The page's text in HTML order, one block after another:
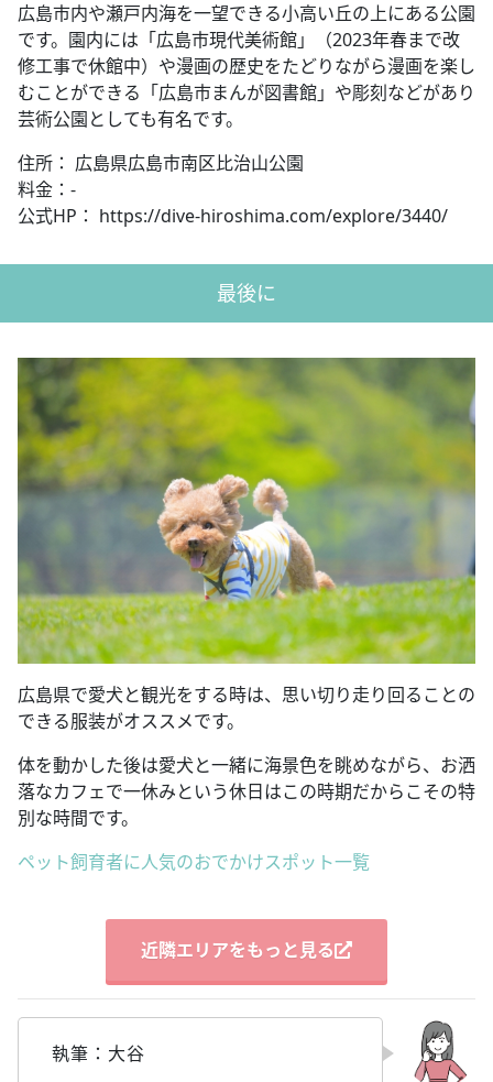
広島市内や瀬戸内海を一望できる小高い丘の上にある公園
です。園内には「広島市現代美術館」（2023年春まで改
修工事で休館中）や漫画の歴史をたどりながら漫画を楽し
むことができる「広島市まんが図書館」や彫刻などがあり
芸術公園としても有名です。
住所： 広島県広島市南区比治山公園
料金：-
公式HP： https://dive-hiroshima.com/explore/3440/
最後に
広島県で愛犬と観光をする時は、思い切り走り回ることの
できる服装がオススメです。
体を動かした後は愛犬と一緒に海景色を眺めながら、お洒
落なカフェで一休みという休日はこの時期だからこその特
別な時間です。
ペット飼育者に人気のおでかけスポット一覧
近隣エリアをもっと見る
執筆：大谷